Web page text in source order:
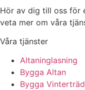
Hör av dig till oss för
veta mer om våra
Våra tjänster
Altaninglasning
Bygga Altan
Bygga